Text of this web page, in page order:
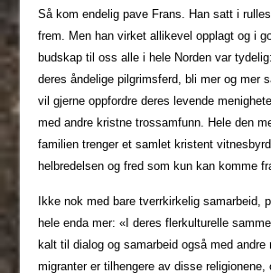
Så kom endelig pave Frans. Han satt i
frem. Men han virket allikevel opplagt og i
budskap til oss alle i hele Norden var
deres åndelige pilgrimsferd, bli mer og mer
vil gjerne oppfordre deres levende
med andre kristne trossamfunn. Hele den
familien trenger et samlet kristent
helbredelsen og fred som kun kan komme
Ikke nok med bare tverrkirkelig samarbeid,
hele enda mer: «I deres flerkulturelle
kalt til dialog og samarbeid også med andre
migranter er tilhengere av disse religionene,